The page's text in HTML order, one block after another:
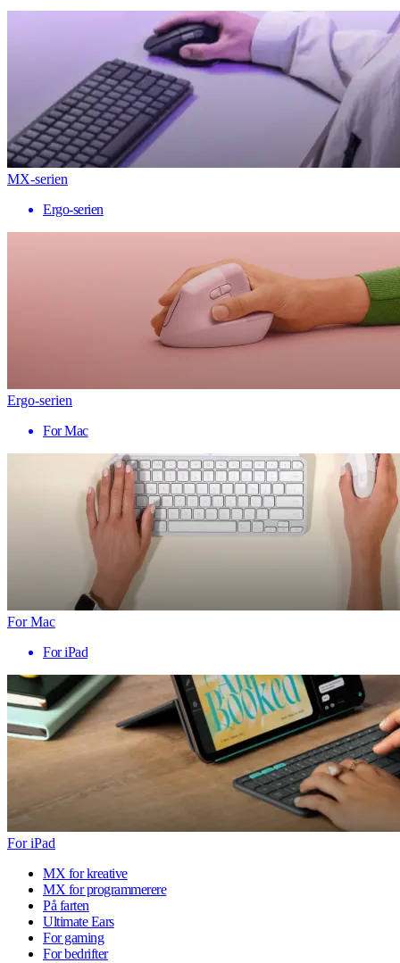
MX-serien
Ergo-serien
Ergo-serien
For Mac
For Mac
For iPad
For iPad
MX for kreative
MX for programmerere
På farten
Ultimate Ears
For gaming
For bedrifter